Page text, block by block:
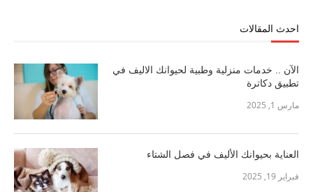
احدث المقالات
الآن .. خدمات منزلية وطبية لحيوانك الاليف في
تطبيق دكاترة
مارس 1, 2025
العناية بحيوانك الأليف في فصل الشتاء
فبراير 19, 2025